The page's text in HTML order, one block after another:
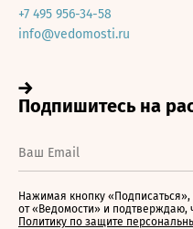
+7 495 956-34-58
info@vedomosti.ru
Нажимая кнопку
от «Ведомости» и
Политику по защите